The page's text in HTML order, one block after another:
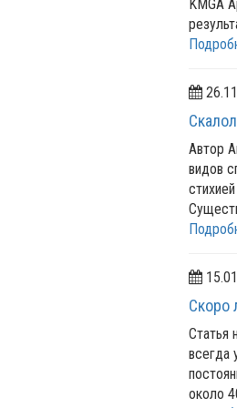
KMGA
Автор
видов
Скоро
Статья
всегда
около